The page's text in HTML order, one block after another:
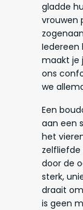
gladde
vrouwen
Iedereen
maakt je
ons
we
Een
aan een
het
door de
sterk,
draait
is geen